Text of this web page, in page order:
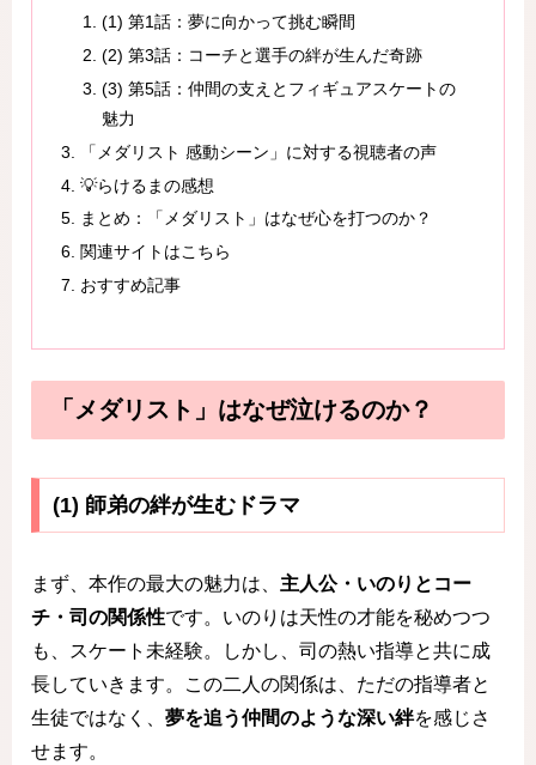
(1) 第1話：夢に向かって挑む瞬間
(2) 第3話：コーチと選手の絆が生んだ奇跡
(3) 第5話：仲間の支えとフィギュアスケートの
魅力
「メダリスト 感動シーン」に対する視聴者の声
💡らけるまの感想
まとめ：「メダリスト」はなぜ心を打つのか？
関連サイトはこちら
おすすめ記事
「メダリスト」はなぜ泣けるのか？
(1) 師弟の絆が生むドラマ
まず、本作の最大の魅力は、 主人公・いのりとコー
チ・司の関係性です。いのりは天性の才能を秘めつつ
も、スケート未経験。しかし、司の熱い指導と共に成
長していきます。この二人の関係は、ただの指導者と
生徒ではなく、 夢を追う仲間のような深い絆を感じさ
せます。